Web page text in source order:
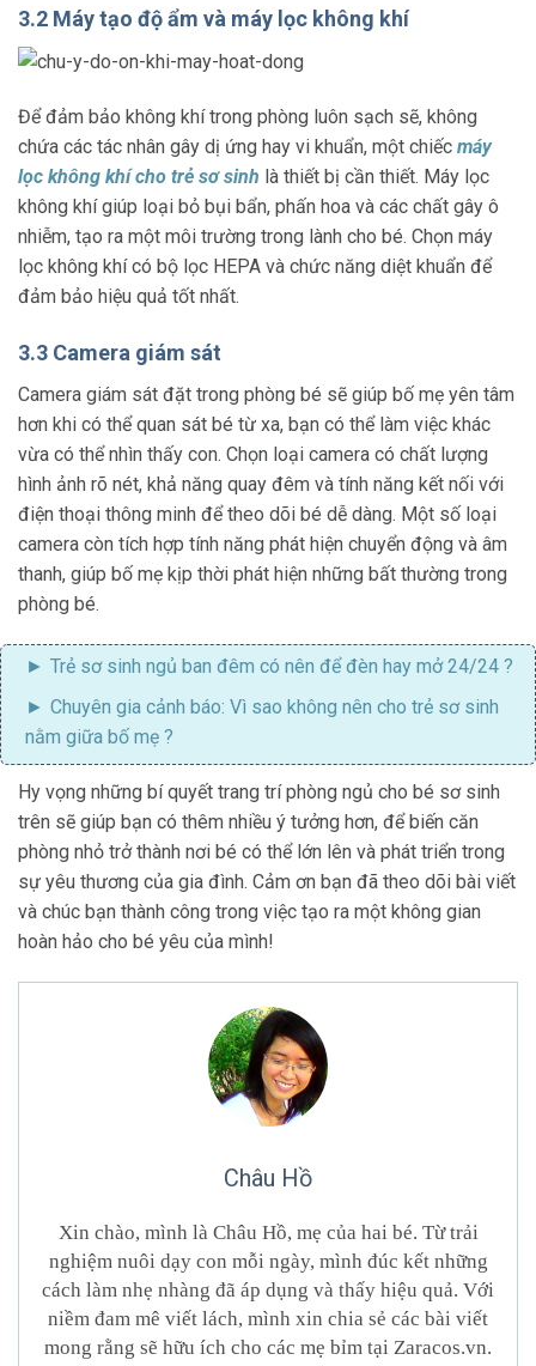
3.2 Máy tạo độ ẩm và máy lọc không khí
Để đảm bảo không khí trong phòng luôn sạch sẽ, không
chứa các tác nhân gây dị ứng hay vi khuẩn, một chiếc máy
lọc không khí cho trẻ sơ sinh là thiết bị cần thiết. Máy lọc
không khí giúp loại bỏ bụi bẩn, phấn hoa và các chất gây ô
nhiễm, tạo ra một môi trường trong lành cho bé. Chọn máy
lọc không khí có bộ lọc HEPA và chức năng diệt khuẩn để
đảm bảo hiệu quả tốt nhất.
3.3 Camera giám sát
Camera giám sát đặt trong phòng bé sẽ giúp bố mẹ yên tâm
hơn khi có thể quan sát bé từ xa, bạn có thể làm việc khác
vừa có thể nhìn thấy con. Chọn loại camera có chất lượng
hình ảnh rõ nét, khả năng quay đêm và tính năng kết nối với
điện thoại thông minh để theo dõi bé dễ dàng. Một số loại
camera còn tích hợp tính năng phát hiện chuyển động và âm
thanh, giúp bố mẹ kịp thời phát hiện những bất thường trong
phòng bé.
Trẻ sơ sinh ngủ ban đêm có nên để đèn hay mở 24/24 ?
Chuyên gia cảnh báo: Vì sao không nên cho trẻ sơ sinh
nằm giữa bố mẹ ?
Hy vọng những bí quyết trang trí phòng ngủ cho bé sơ sinh
trên sẽ giúp bạn có thêm nhiều ý tưởng hơn, để biến căn
phòng nhỏ trở thành nơi bé có thể lớn lên và phát triển trong
sự yêu thương của gia đình. Cảm ơn bạn đã theo dõi bài viết
và chúc bạn thành công trong việc tạo ra một không gian
hoàn hảo cho bé yêu của mình!
Châu Hồ
Xin chào, mình là Châu Hồ, mẹ của hai bé. Từ trải
nghiệm nuôi dạy con mỗi ngày, mình đúc kết những
cách làm nhẹ nhàng đã áp dụng và thấy hiệu quả. Với
niềm đam mê viết lách, mình xin chia sẻ các bài viết
mong rằng sẽ hữu ích cho các mẹ bỉm tại Zaracos.vn.